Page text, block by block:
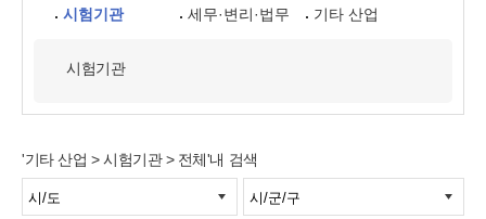
시험기관
세무·변리·법무 기타 산업
시험기관
'기타 산업 > 시험기관 > 전체'내 검색